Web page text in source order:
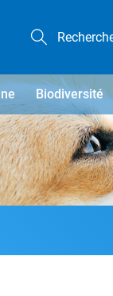
Biodiversité